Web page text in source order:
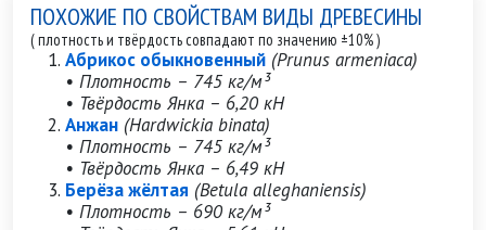
ПОХОЖИЕ ПО СВОЙСТВАМ ВИДЫ ДРЕВЕСИНЫ
( плотность и твёрдость совпадают по значению ±10% )
Абрикос обыкновенный (Prunus armeniaca)
• Плотность – 745 кг/м³
• Твёрдость Янка – 6,20 кН
Анжан (Hardwickia binata)
• Плотность – 745 кг/м³
• Твёрдость Янка – 6,49 кН
Берёза жёлтая (Betula alleghaniensis)
• Плотность – 690 кг/м³